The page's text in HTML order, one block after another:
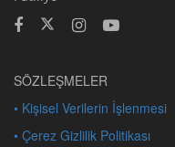
SÖZLEŞMELER
• Kişisel Verilerin İşlenmesi
• Çerez Gizlilik Politikası